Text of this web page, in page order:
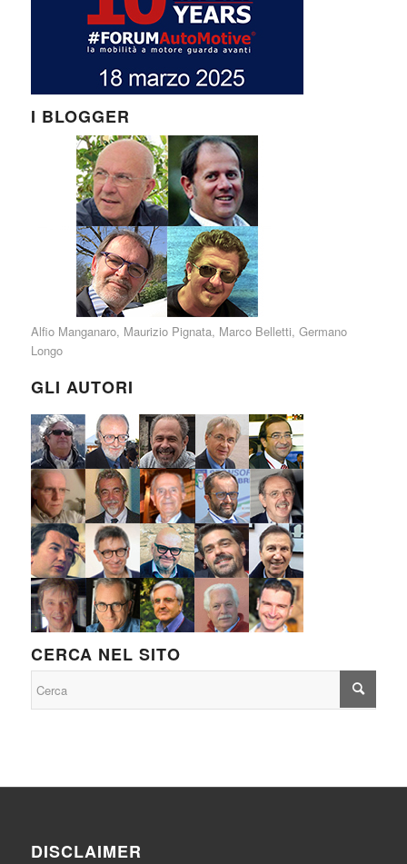
I BLOGGER
Alfio Manganaro, Maurizio Pignata, Marco Belletti, Germano
Longo
GLI AUTORI
CERCA NEL SITO
DISCLAIMER